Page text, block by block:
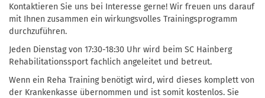
Kontaktieren Sie uns bei Interesse gerne! Wir freuen uns darauf
mit Ihnen zusammen ein wirkungsvolles Trainingsprogramm
durchzuführen.
Jeden Dienstag von 17:30-18:30 Uhr wird beim SC Hainberg
Rehabilitationssport fachlich angeleitet und betreut.
Wenn ein Reha Training benötigt wird, wird dieses komplett von
der Krankenkasse übernommen und ist somit kostenlos. Sie